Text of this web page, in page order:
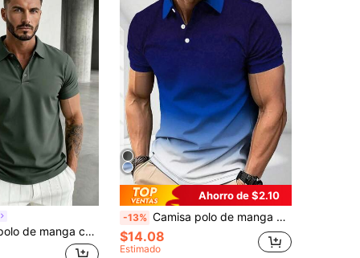
casual y de oficina para hombre GRDR
Ahorro de $2.10
-13% Camisa polo de manga corta casual de moda con estampado degradado para hombres
$14.08
Estimado